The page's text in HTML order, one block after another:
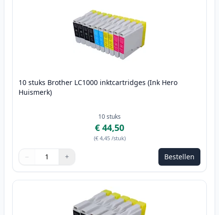
10 stuks Brother LC1000 inktcartridges (Ink Hero
Huismerk)
10stuks
€ 44,50
(€ 4,45 /stuk)
Aantal
Gebruik de knoppen om aan te passen
− +
Aantal 1 Bestellen